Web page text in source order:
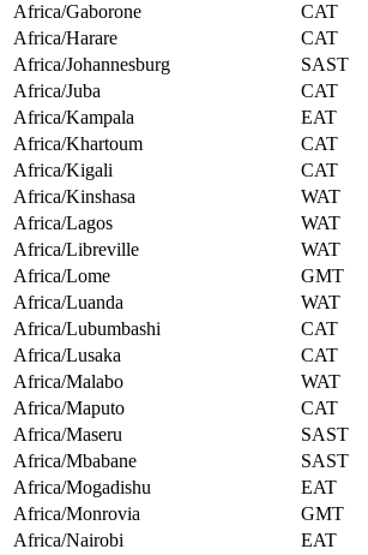
Africa/Gaborone
CAT
Africa/Harare
CAT
Africa/Johannesburg
SAST
Africa/Juba
CAT
Africa/Kampala
EAT
Africa/Khartoum
CAT
Africa/Kigali
CAT
Africa/Kinshasa
WAT
Africa/Lagos
WAT
Africa/Libreville
WAT
Africa/Lome
GMT
Africa/Luanda
WAT
Africa/Lubumbashi
CAT
Africa/Lusaka
CAT
Africa/Malabo
WAT
Africa/Maputo
CAT
Africa/Maseru
SAST
Africa/Mbabane
SAST
Africa/Mogadishu
EAT
Africa/Monrovia
GMT
Africa/Nairobi
EAT